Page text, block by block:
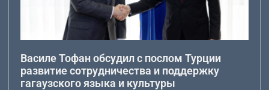
Василе Тофан обсудил с послом Турции
развитие сотрудничества и поддержку
гагаузского языка и культуры